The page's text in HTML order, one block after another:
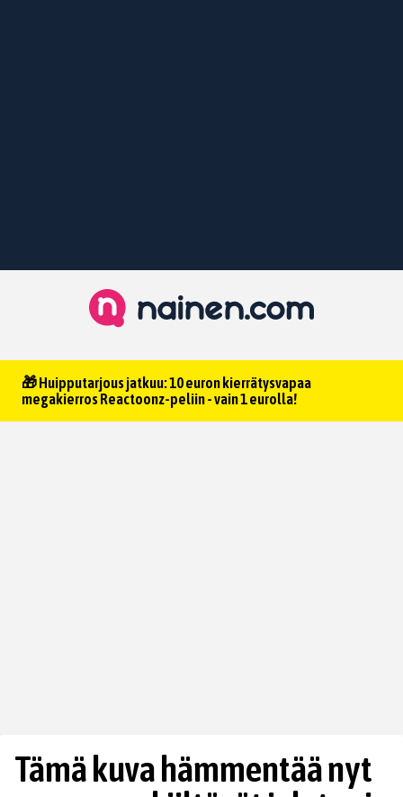
🎁 Huipputarjous jatkuu: 10 euron kierrätysvapaa
megakierros Reactoonz-peliin - vain 1 eurolla!
Tämä kuva hämmentää nyt